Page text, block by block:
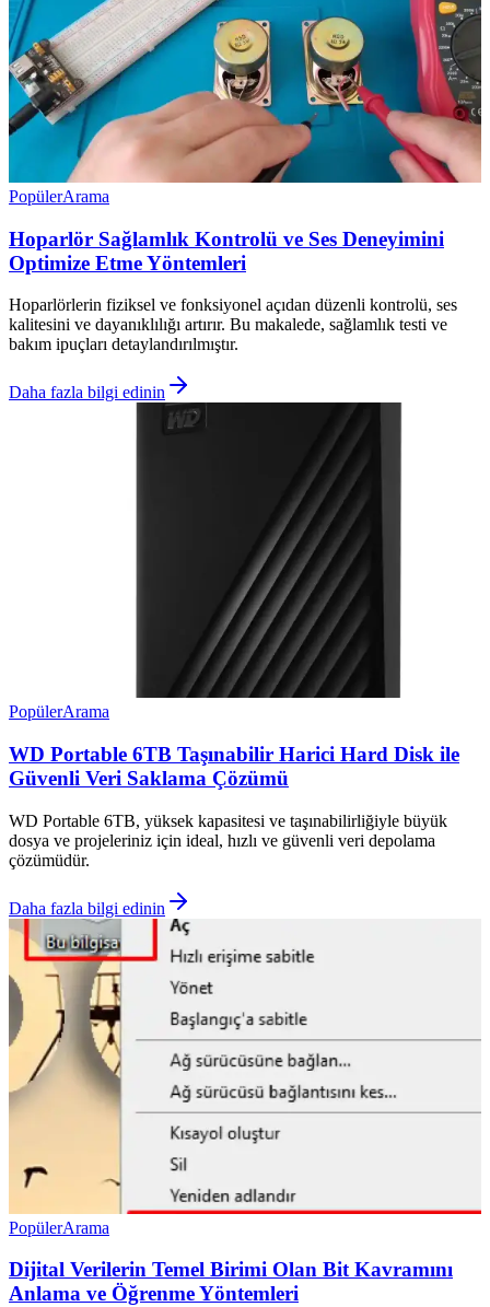
PopülerArama
Hoparlör Sağlamlık Kontrolü ve Ses Deneyimini
Optimize Etme Yöntemleri
Hoparlörlerin fiziksel ve fonksiyonel açıdan düzenli kontrolü, ses
kalitesini ve dayanıklılığı artırır. Bu makalede, sağlamlık testi ve
bakım ipuçları detaylandırılmıştır.
Daha fazla bilgi edinin
PopülerArama
WD Portable 6TB Taşınabilir Harici Hard Disk ile
Güvenli Veri Saklama Çözümü
WD Portable 6TB, yüksek kapasitesi ve taşınabilirliğiyle büyük
dosya ve projeleriniz için ideal, hızlı ve güvenli veri depolama
çözümüdür.
Daha fazla bilgi edinin
PopülerArama
Dijital Verilerin Temel Birimi Olan Bit Kavramını
Anlama ve Öğrenme Yöntemleri